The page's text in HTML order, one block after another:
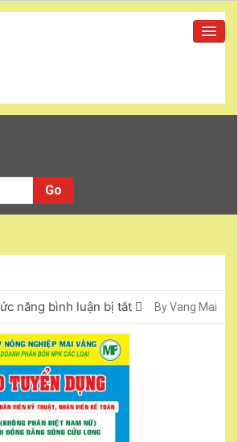
Go
năng bình luận bị tắtở
By Vang Mai